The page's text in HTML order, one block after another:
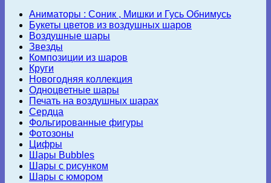
Аниматоры : Соник , Мишки и Гусь Обнимусь
Букеты цветов из воздушных шаров
Воздушные шары
Звезды
Композиции из шаров
Круги
Новогодняя коллекция
Одноцветные шары
Печать на воздушных шарах
Сердца
Фольгированные фигуры
Фотозоны
Цифры
Шары Bubbles
Шары с рисунком
Шары с юмором